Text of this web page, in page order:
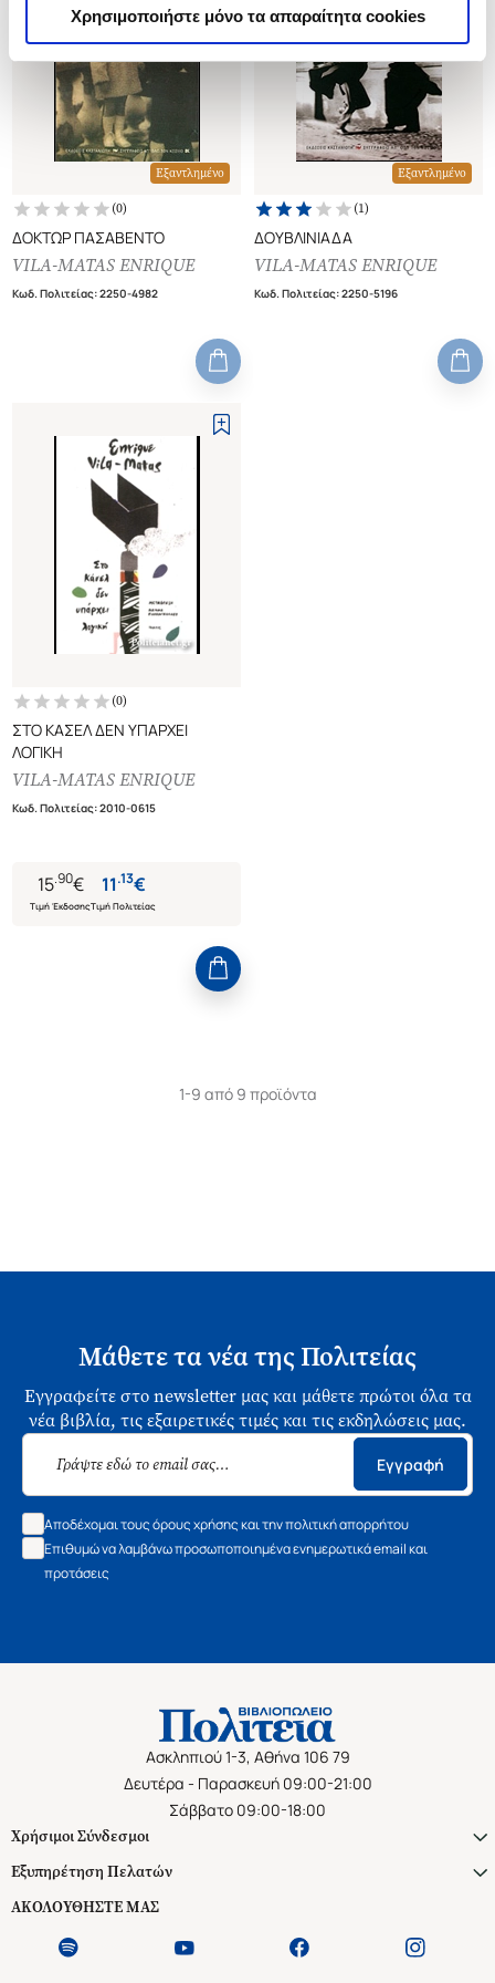
Χρησιμοποιήστε μόνο τα απαραίτητα cookies
Εξαντλημένο
(0)
ΔΟΚΤΩΡ ΠΑΣΑΒΕΝΤΟ
VILA-MATAS ENRIQUE
Κωδ. Πολιτείας:2250-4982
Εξαντλημένο
(1)
ΔΟΥΒΛΙΝΙΑΔΑ
VILA-MATAS ENRIQUE
Κωδ. Πολιτείας:2250-5196
(0)
ΣΤΟ ΚΑΣΕΛ ΔΕΝ ΥΠΑΡΧΕΙ
ΛΟΓΙΚΗ
VILA-MATAS ENRIQUE
Κωδ. Πολιτείας:2010-0615
15.90€
Τιμή Έκδοσης
11.13€
Τιμή Πολιτείας
1-9 από 9 προϊόντα
Μάθετε τα νέα της Πολιτείας
Εγγραφείτε στο newsletter μας και μάθετε πρώτοι όλα τα
νέα βιβλία, τις εξαιρετικές τιμές και τις εκδηλώσεις μας.
Εγγραφή
Αποδέχομαι τους όρους χρήσης και την πολιτική απορρήτου
Επιθυμώ να λαμβάνω προσωποποιημένα ενημερωτικά email και
προτάσεις
Ασκληπιού 1-3, Αθήνα 106 79
Δευτέρα - Παρασκευή 09:00-21:00
Σάββατο 09:00-18:00
Χρήσιμοι Σύνδεσμοι
Εξυπηρέτηση Πελατών
ΑΚΟΛΟΥΘΗΣΤΕ ΜΑΣ